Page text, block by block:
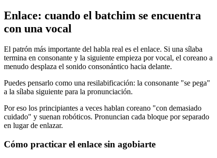
Enlace: cuando el batchim se encuentra
con una vocal
El patrón más importante del habla real es el enlace. Si una sílaba
termina en consonante y la siguiente empieza por vocal, el coreano a
menudo desplaza el sonido consonántico hacia delante.
Puedes pensarlo como una resilabificación: la consonante "se pega"
a la sílaba siguiente para la pronunciación.
Por eso los principiantes a veces hablan coreano "con demasiado
cuidado" y suenan robóticos. Pronuncian cada bloque por separado
en lugar de enlazar.
Cómo practicar el enlace sin agobiarte